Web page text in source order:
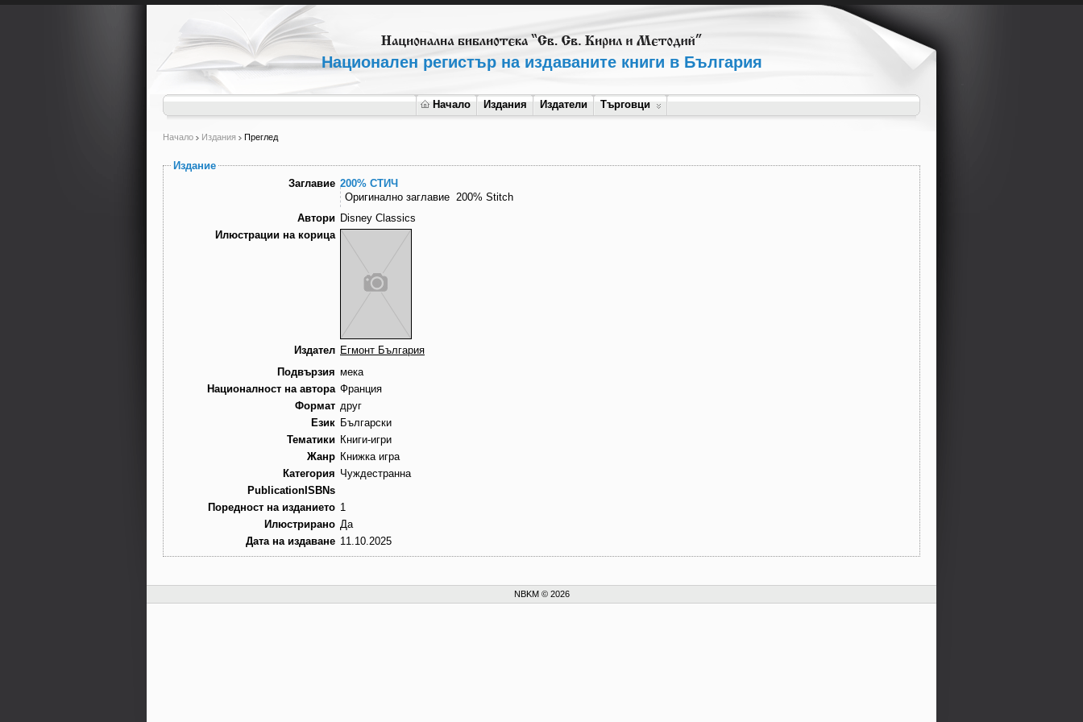
Национален регистър на издаваните книги в България
Начало Издания Издатели Търговци
Начало Издания Преглед
Издание
Заглавие 200% СТИЧ
Оригинално заглавие 200% Stitch
Автори Disney Classics
Илюстрации на корица
Издател Егмонт България
Подвързия мека
Националност на автора Франция
Формат друг
Език Български
Тематики Книги-игри
Жанр Книжка игра
Категория Чуждестранна
PublicationISBNs
Поредност на изданието 1
Илюстрирано Да
Дата на издаване 11.10.2025
NBKM © 2026